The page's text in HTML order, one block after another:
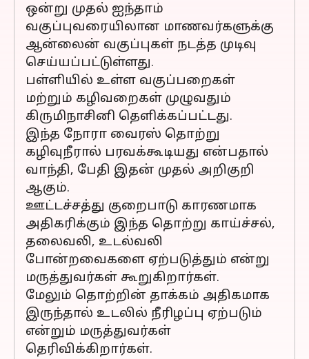
ஒன்று முதல் ஐந்தாம்
வகுப்புவரையிலான மாணவர்களுக்கு
ஆன்லைன் வகுப்புகள் நடத்த முடிவு
செய்யப்பட்டுள்ளது.
பள்ளியில் உள்ள வகுப்பறைகள்
மற்றும் கழிவறைகள் முழுவதும்
கிருமிநாசினி தெளிக்கப்பட்டது.
இந்த நோரா வைரஸ் தொற்று
கழிவுநீரால் பரவக்கூடியது என்பதால்
வாந்தி, பேதி இதன் முதல் அறிகுறி
ஆகும்.
ஊட்டச்சத்து குறைபாடு காரணமாக
அதிகரிக்கும் இந்த தொற்று காய்ச்சல்,
தலைவலி, உடல்வலி
போன்றவைகளை ஏற்படுத்தும் என்று
மருத்துவர்கள் கூறுகிறார்கள்.
மேலும் தொற்றின் தாக்கம் அதிகமாக
இருந்தால் உடலில் நீரிழப்பு ஏற்படும்
என்றும் மருத்துவர்கள்
தெரிவிக்கிறார்கள்.